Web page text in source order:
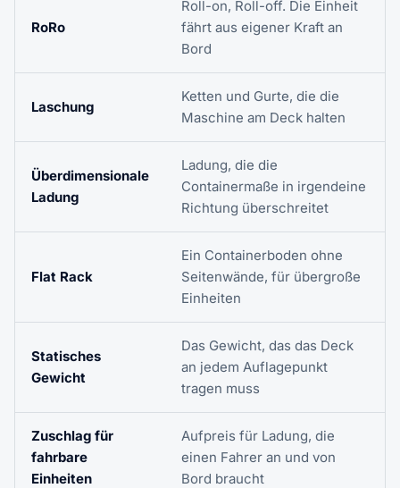
RoRo
Roll-on, Roll-off. Die Einheit
fährt aus eigener Kraft an
Bord
Laschung
Ketten und Gurte, die die
Maschine am Deck halten
Überdimensionale
Ladung
Ladung, die die
Containermaße in irgendeine
Richtung überschreitet
Flat Rack
Ein Containerboden ohne
Seitenwände, für übergroße
Einheiten
Statisches
Gewicht
Das Gewicht, das das Deck
an jedem Auflagepunkt
tragen muss
Zuschlag für
fahrbare
Einheiten
Aufpreis für Ladung, die
einen Fahrer an und von
Bord braucht